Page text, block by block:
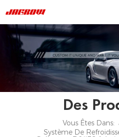
Des
Vous Êtes Dans:
Système De